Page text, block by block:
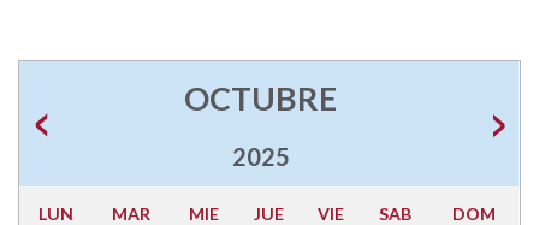
OCTUBRE
2025
LUN MAR MIE JUE VIE SAB DOM